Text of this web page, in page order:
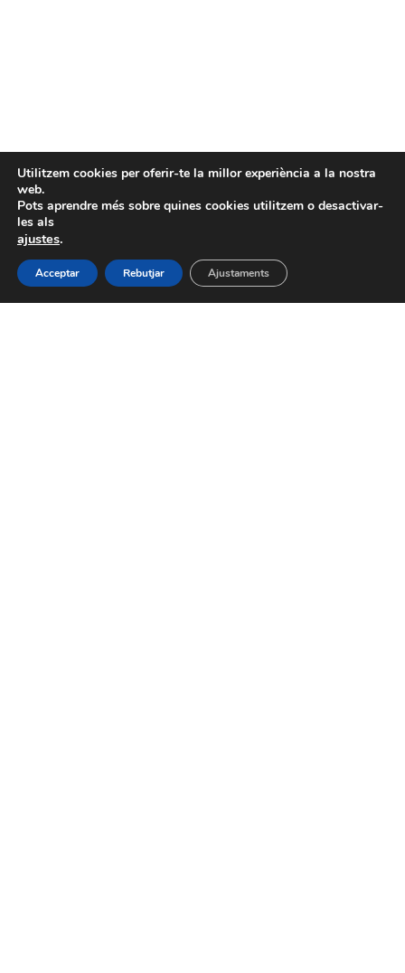
Utilitzem cookies per oferir-te la millor experiència a la nostra
web.
Pots aprendre més sobre quines cookies utilitzem o desactivar-
les als
ajustes.
Acceptar Rebutjar Ajustaments